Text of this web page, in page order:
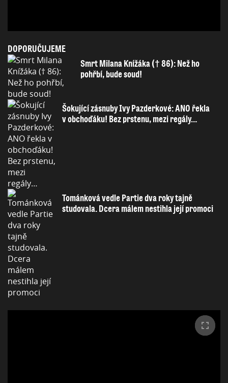
DOPORUČUJEME
Smrt Milana Knížáka († 86): Než ho
pohřbí, bude soud!
Šokující zásnuby Ivy Pazderkové: ANO řekla
v obchoďáku! Bez prstenu, mezi regály…
Tománková vedle Partie dva roky tajně
studovala. Dcera málem nestihla její promoci